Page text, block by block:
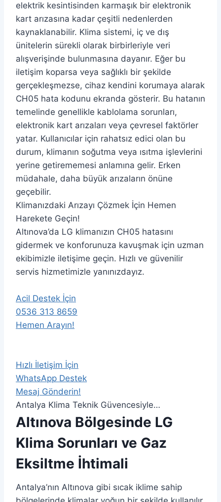
elektrik kesintisinden karmaşık bir elektronik
kart arızasına kadar çeşitli nedenlerden
kaynaklanabilir. Klima sistemi, iç ve dış
ünitelerin sürekli olarak birbirleriyle veri
alışverişinde bulunmasına dayanır. Eğer bu
iletişim koparsa veya sağlıklı bir şekilde
gerçekleşmezse, cihaz kendini korumaya alarak
CH05 hata kodunu ekranda gösterir. Bu hatanın
temelinde genellikle kablolama sorunları,
elektronik kart arızaları veya çevresel faktörler
yatar. Kullanıcılar için rahatsız edici olan bu
durum, klimanın soğutma veya ısıtma işlevlerini
yerine getirememesi anlamına gelir. Erken
müdahale, daha büyük arızaların önüne
geçebilir.
Klimanızdaki Arızayı Çözmek İçin Hemen
Harekete Geçin!
Altınova’da LG klimanızın CH05 hatasını
gidermek ve konforunuza kavuşmak için uzman
ekibimizle iletişime geçin. Hızlı ve güvenilir
servis hizmetimizle yanınızdayız.
Acil Destek İçin
0536 313 8659
Hemen Arayın!
Hızlı İletişim İçin
WhatsApp Destek
Mesaj Gönderin!
Antalya Klima Teknik Güvencesiyle…
Altınova Bölgesinde LG
Klima Sorunları ve Gaz
Eksiltme İhtimali
Antalya’nın Altınova gibi sıcak iklime sahip